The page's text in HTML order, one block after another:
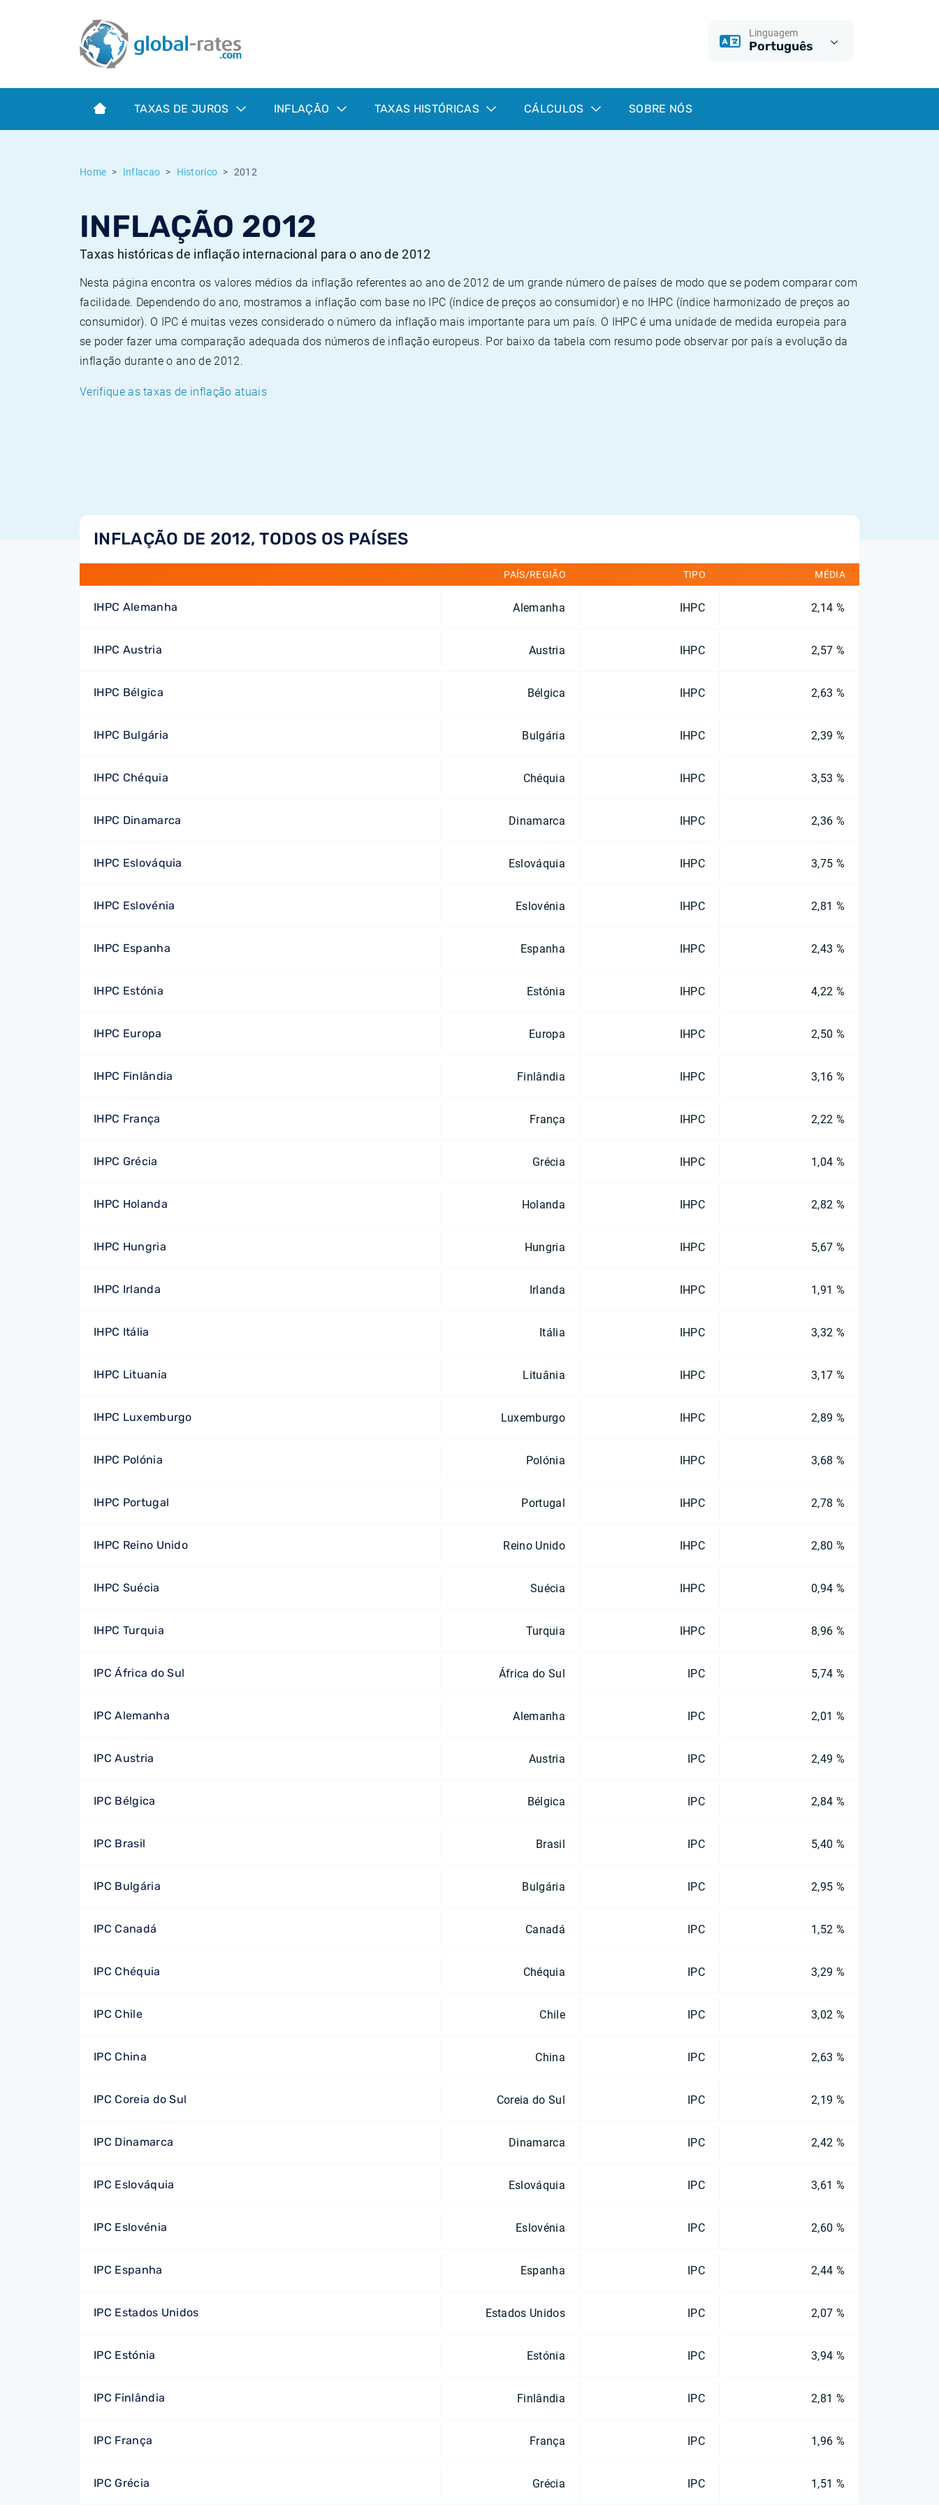
Linguagem
Português
TAXAS DE JUROS INFLAÇÃO TAXAS HISTÓRICAS CÁLCULOS SOBRE NÓS
Home Inflacao Historico 2012
INFLAÇÃO 2012
Taxas históricas de inflação internacional para o ano de 2012
Nesta página encontra os valores médios da inflação referentes ao ano de 2012 de um grande número de países de modo que se podem comparar com
facilidade. Dependendo do ano, mostramos a inflação com base no IPC (índice de preços ao consumidor) e no IHPC (índice harmonizado de preços ao
consumidor). O IPC é muitas vezes considerado o número da inflação mais importante para um país. O IHPC é uma unidade de medida europeia para
se poder fazer uma comparação adequada dos números de inflação europeus. Por baixo da tabela com resumo pode observar por país a evolução da
inflação durante o ano de 2012.
Verifique as taxas de inflação atuais
INFLAÇÃO DE 2012, TODOS OS PAÍSES
PAÍS/REGIÃO TIPO MÉDIA
IHPC Alemanha Alemanha IHPC 2,14 %
IHPC Austria Austria IHPC 2,57 %
IHPC Bélgica Bélgica IHPC 2,63 %
IHPC Bulgária Bulgária IHPC 2,39 %
IHPC Chéquia Chéquia IHPC 3,53 %
IHPC Dinamarca Dinamarca IHPC 2,36 %
IHPC Eslováquia Eslováquia IHPC 3,75 %
IHPC Eslovénia Eslovénia IHPC 2,81 %
IHPC Espanha Espanha IHPC 2,43 %
IHPC Estónia Estónia IHPC 4,22 %
IHPC Europa Europa IHPC 2,50 %
IHPC Finlândia Finlândia IHPC 3,16 %
IHPC França França IHPC 2,22 %
IHPC Grécia Grécia IHPC 1,04 %
IHPC Holanda Holanda IHPC 2,82 %
IHPC Hungria Hungria IHPC 5,67 %
IHPC Irlanda Irlanda IHPC 1,91 %
IHPC Itália Itália IHPC 3,32 %
IHPC Lituania Lituânia IHPC 3,17 %
IHPC Luxemburgo Luxemburgo IHPC 2,89 %
IHPC Polónia Polónia IHPC 3,68 %
IHPC Portugal Portugal IHPC 2,78 %
IHPC Reino Unido Reino Unido IHPC 2,80 %
IHPC Suécia Suécia IHPC 0,94 %
IHPC Turquia Turquia IHPC 8,96 %
IPC África do Sul África do Sul IPC 5,74 %
IPC Alemanha Alemanha IPC 2,01 %
IPC Austria Austria IPC 2,49 %
IPC Bélgica Bélgica IPC 2,84 %
IPC Brasil Brasil IPC 5,40 %
IPC Bulgária Bulgária IPC 2,95 %
IPC Canadá Canadá IPC 1,52 %
IPC Chéquia Chéquia IPC 3,29 %
IPC Chile Chile IPC 3,02 %
IPC China China IPC 2,63 %
IPC Coreia do Sul Coreia do Sul IPC 2,19 %
IPC Dinamarca Dinamarca IPC 2,42 %
IPC Eslováquia Eslováquia IPC 3,61 %
IPC Eslovénia Eslovénia IPC 2,60 %
IPC Espanha Espanha IPC 2,44 %
IPC Estados Unidos Estados Unidos IPC 2,07 %
IPC Estónia Estónia IPC 3,94 %
IPC Finlândia Finlândia IPC 2,81 %
IPC França França IPC 1,96 %
IPC Grécia Grécia IPC 1,51 %
Term SOFR
O que é a inflação do IPC?
O que é a inflação do IHPC?
Taxas Euribor históricas
Taxas ESTER históricas
Taxas de inflação históricas
Calculadora de inflação